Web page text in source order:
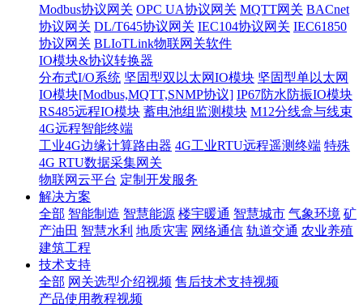
Modbus协议网关 OPC UA协议网关 MQTT网关 BACnet
协议网关 DL/T645协议网关 IEC104协议网关 IEC61850
协议网关 BLIoTLink物联网关软件
IO模块&协议转换器
分布式I/O系统 坚固型双以太网IO模块 坚固型单以太网
IO模块[Modbus,MQTT,SNMP协议] IP67防水防振IO模块
RS485远程IO模块 蓄电池组监测模块 M12分线盒与线束
4G远程智能终端
工业4G边缘计算路由器 4G工业RTU远程遥测终端 特殊
4G RTU数据采集网关
物联网云平台 定制开发服务
解决方案
全部 智能制造 智慧能源 楼宇暖通 智慧城市 气象环境 矿
产油田 智慧水利 地质灾害 网络通信 轨道交通 农业养殖
建筑工程
技术支持
全部 网关选型介绍视频 售后技术支持视频
产品使用教程视频